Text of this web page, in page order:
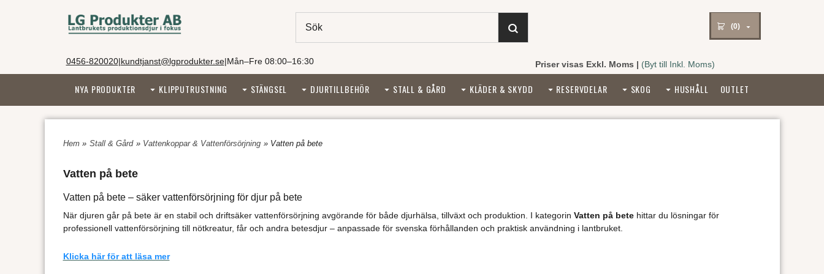
(0)
0456-820020|kundtjanst@lgprodukter.se|Mån–Fre 08:00–16:30 Priser visas Exkl. Moms | (Byt till Inkl. Moms)
NYA PRODUKTER KLIPPUTRUSTNING STÄNGSEL DJURTILLBEHÖR STALL & GÅRD KLÄDER & SKYDD RESERVDELAR SKOG HUSHÅLL OUTLET
Hem» Stall & Gård » Vattenkoppar & Vattenförsörjning » Vatten på bete
Vatten på bete
Vatten på bete – säker vattenförsörjning för djur på bete
När djuren går på bete är en stabil och driftsäker vattenförsörjning avgörande för både djurhälsa, tillväxt och produktion. I kategorin Vatten på betehittar du lösningar för
professionell vattenförsörjning till nötkreatur, får och andra betesdjur – anpassade för svenska förhållanden och praktisk användning i lantbruket.
betessystem med många djur.
Klicka här för att läsa mer